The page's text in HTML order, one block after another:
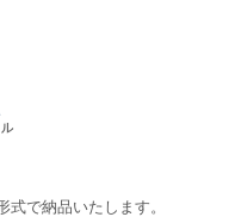
で納品いたします。